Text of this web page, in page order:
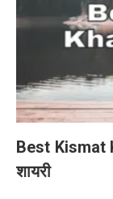
Best Kismat
शायरी